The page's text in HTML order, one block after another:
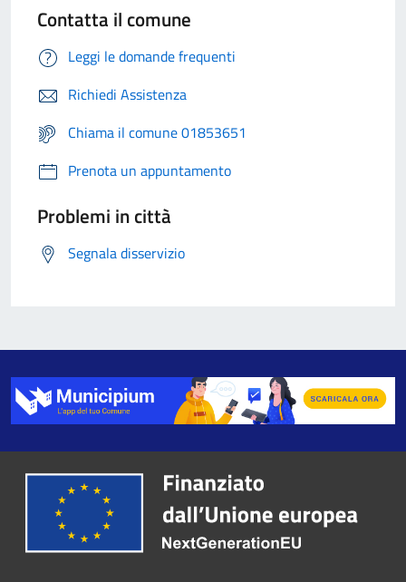
Contatta il comune
Leggi le domande frequenti
Richiedi Assistenza
Chiama il comune 01853651
Prenota un appuntamento
Problemi in città
Segnala disservizio